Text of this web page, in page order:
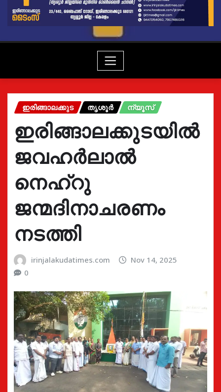
ഇരിങ്ങാലക്കുട തൃശൂർ ന്യൂസ്
ഇരിങ്ങാലക്കുടയിൽ
ജവഹർലാൽ
നെഹ്റു
ജന്മദിനാചരണം
നടത്തി
irinjalakudatimes.com
Nov 14, 2025
0